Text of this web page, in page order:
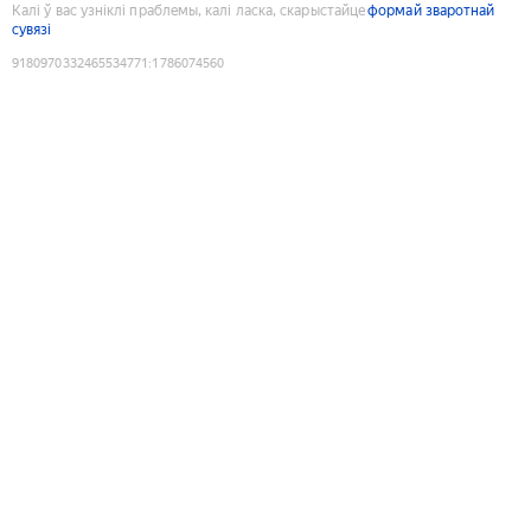
Калі ў вас узніклі праблемы, калі ласка, скарыстайцеформай зваротнай
сувязі
9180970332465534771 :1786074560